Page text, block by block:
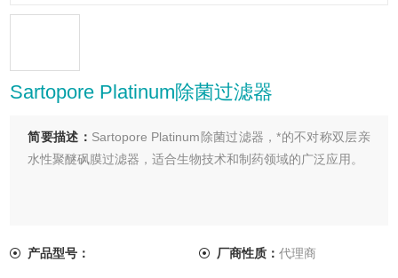
Sartopore Platinum除菌过滤器
简要描述： Sartopore Platinum除菌过滤器，*的不对称双层亲
水性聚醚砜膜过滤器，适合生物技术和制药领域的广泛应用。
产品型号： 厂商性质： 代理商